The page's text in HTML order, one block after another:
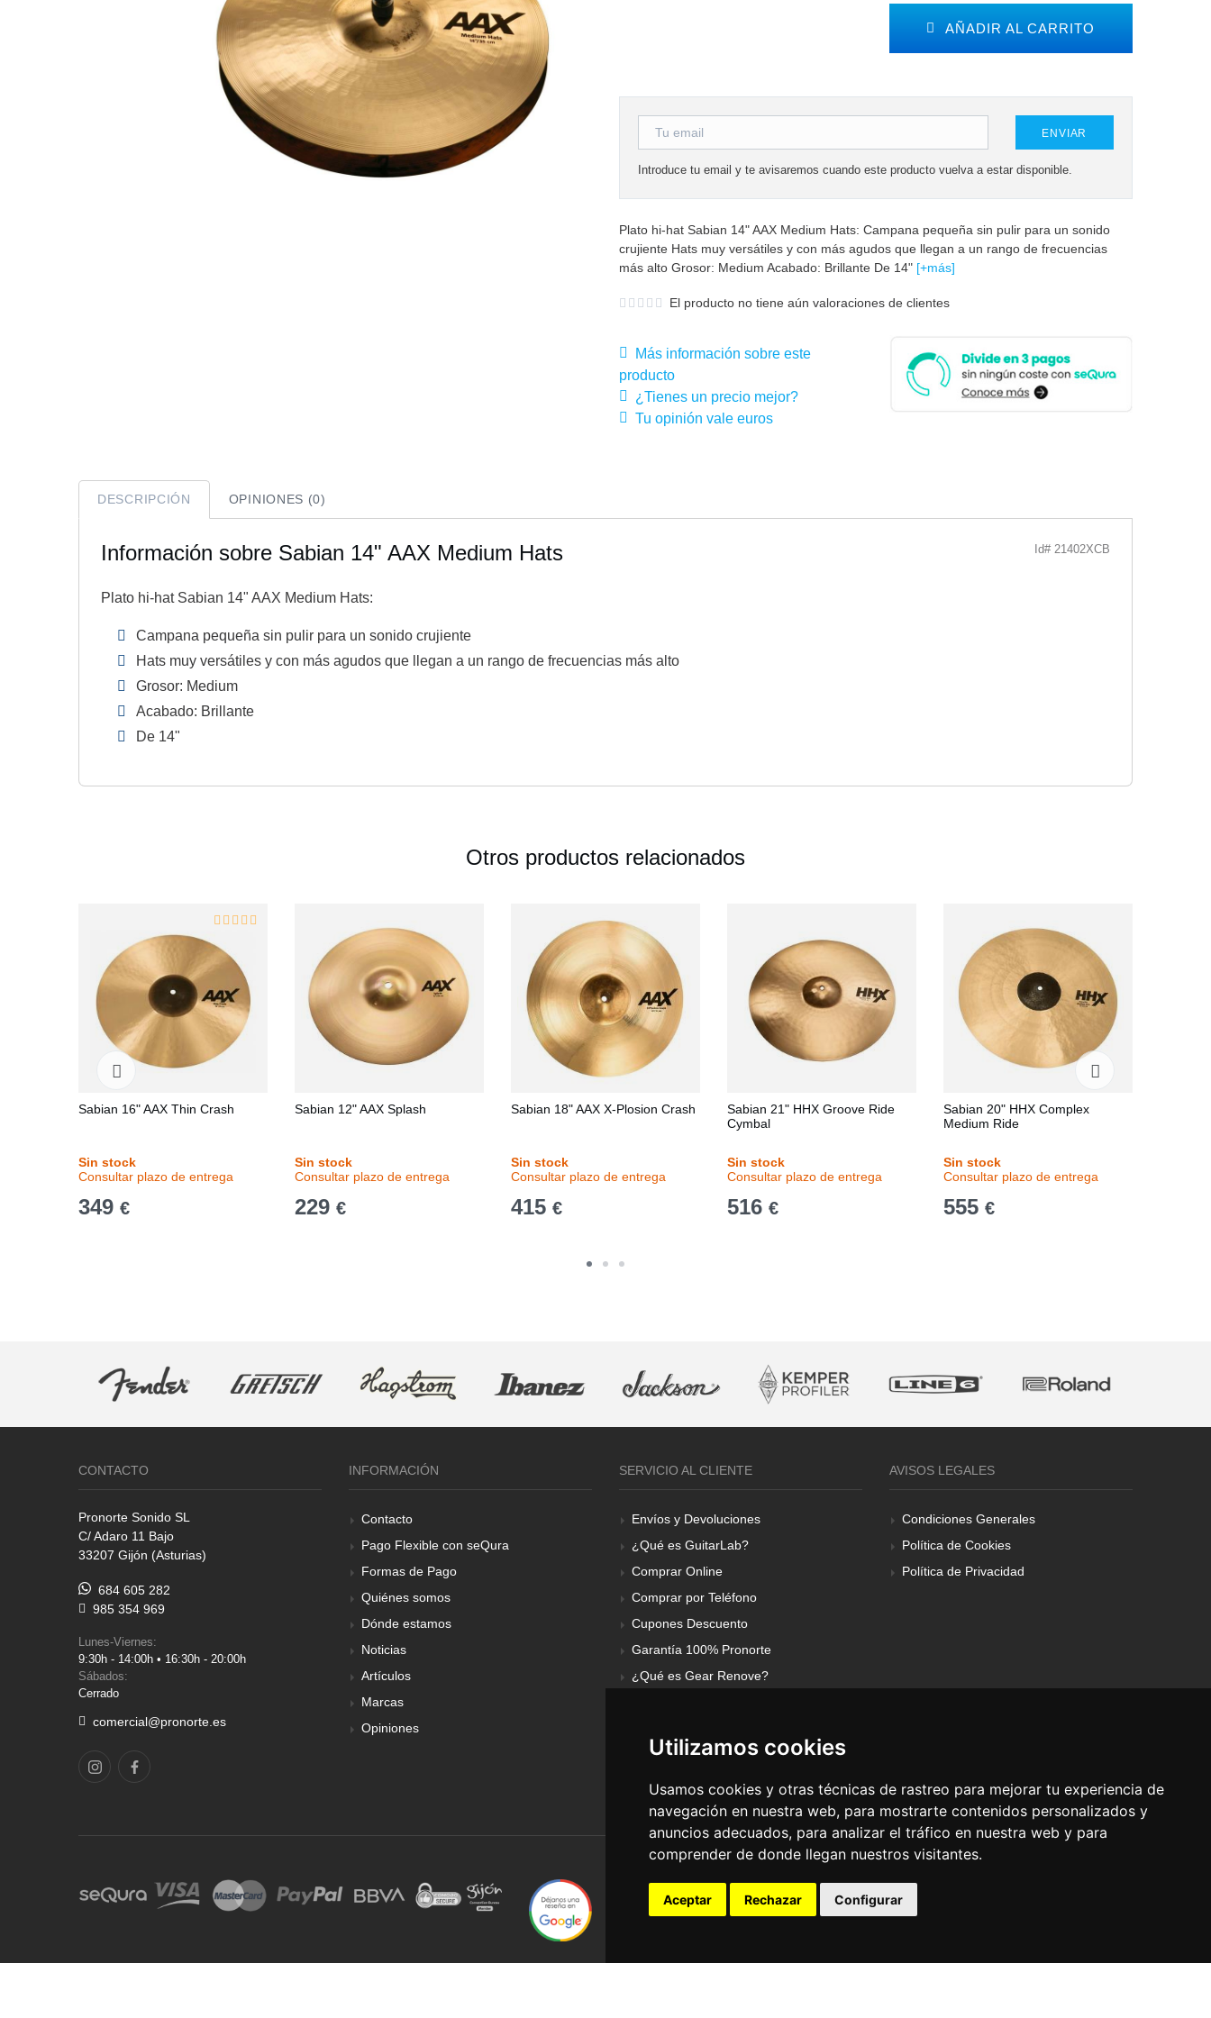
Utilizamos cookies
Usamos cookies y otras técnicas de rastreo para mejorar tu experiencia de
navegación en nuestra web, para mostrarte contenidos personalizados y
anuncios adecuados, para analizar el tráfico en nuestra web y para
comprender de donde llegan nuestros visitantes.
Aceptar Rechazar Configurar
AÑADIR AL CARRITO
ENVIAR
Introduce tu email y te avisaremos cuando este producto vuelva a estar disponible.
Plato hi-hat Sabian 14" AAX Medium Hats: Campana pequeña sin pulir para un sonido
crujiente Hats muy versátiles y con más agudos que llegan a un rango de frecuencias
más alto Grosor: Medium Acabado: Brillante De 14" [+más]
El producto no tiene aún valoraciones de clientes
Más información sobre este
producto
¿Tienes un precio mejor?
Tu opinión vale euros
DESCRIPCIÓN OPINIONES (0)
Información sobre Sabian 14" AAX Medium Hats Id# 21402XCB
Plato hi-hat Sabian 14" AAX Medium Hats:
Campana pequeña sin pulir para un sonido crujiente
Hats muy versátiles y con más agudos que llegan a un rango de frecuencias más alto
Grosor: Medium
Acabado: Brillante
De 14"
Otros productos relacionados
Sabian 16" AAX Thin Crash
Sin stock
Consultar plazo de entrega
349 €
Sabian 12" AAX Splash
Sin stock
Consultar plazo de entrega
229 €
Sabian 18" AAX X-Plosion Crash
Sin stock
Consultar plazo de entrega
415 €
Sabian 21" HHX Groove Ride
Cymbal
Sin stock
Consultar plazo de entrega
516 €
Sabian 20" HHX Complex
Medium Ride
Sin stock
Consultar plazo de entrega
555 €
CONTACTO
Pronorte Sonido SL
C/ Adaro 11 Bajo
33207 Gijón (Asturias)
684 605 282
985 354 969
Lunes-Viernes:
9:30h - 14:00h • 16:30h - 20:00h
Sábados:
Cerrado
comercial@pronorte.es
INFORMACIÓN
Contacto
Pago Flexible con seQura
Formas de Pago
Quiénes somos
Dónde estamos
Noticias
Artículos
Marcas
Opiniones
SERVICIO AL CLIENTE
Envíos y Devoluciones
¿Qué es GuitarLab?
Comprar Online
Comprar por Teléfono
Cupones Descuento
Garantía 100% Pronorte
¿Qué es Gear Renove?
AVISOS LEGALES
Condiciones Generales
Política de Cookies
Política de Privacidad
© Pronorte Sonido SL. Todos los derechos reservados.